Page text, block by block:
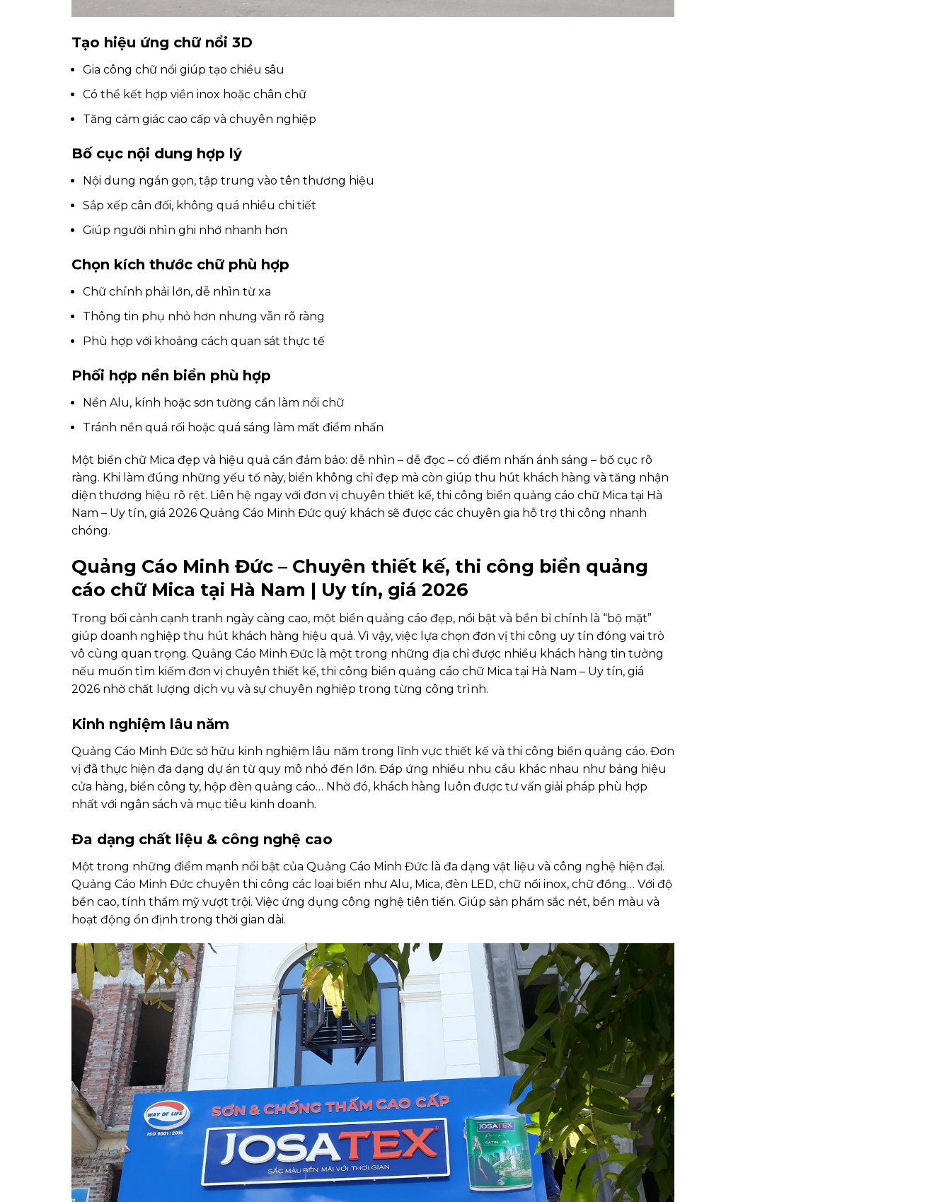
Tạo hiệu ứng chữ nổi 3D
Gia công chữ nổi giúp tạo chiều sâu
Có thể kết hợp viền inox hoặc chân chữ
Tăng cảm giác cao cấp và chuyên nghiệp
Bố cục nội dung hợp lý
Nội dung ngắn gọn, tập trung vào tên thương hiệu
Sắp xếp cân đối, không quá nhiều chi tiết
Giúp người nhìn ghi nhớ nhanh hơn
Chọn kích thước chữ phù hợp
Chữ chính phải lớn, dễ nhìn từ xa
Thông tin phụ nhỏ hơn nhưng vẫn rõ ràng
Phù hợp với khoảng cách quan sát thực tế
Phối hợp nền biển phù hợp
Nền Alu, kính hoặc sơn tường cần làm nổi chữ
Tránh nền quá rối hoặc quá sáng làm mất điểm nhấn
Một biển chữ Mica đẹp và hiệu quả cần đảm bảo: dễ nhìn – dễ đọc – có điểm nhấn ánh sáng – bố cục rõ
ràng. Khi làm đúng những yếu tố này, biển không chỉ đẹp mà còn giúp thu hút khách hàng và tăng nhận
diện thương hiệu rõ rệt. Liên hệ ngay với đơn vị chuyên thiết kế, thi công biển quảng cáo chữ Mica tại Hà
Nam – Uy tín, giá 2026 Quảng Cáo Minh Đức quý khách sẽ được các chuyên gia hỗ trợ thi công nhanh
chóng.
Quảng Cáo Minh Đức – Chuyên thiết kế, thi công biển quảng
cáo chữ Mica tại Hà Nam | Uy tín, giá 2026
Trong bối cảnh cạnh tranh ngày càng cao, một biển quảng cáo đẹp, nổi bật và bền bỉ chính là “bộ mặt”
giúp doanh nghiệp thu hút khách hàng hiệu quả. Vì vậy, việc lựa chọn đơn vị thi công uy tín đóng vai trò
vô cùng quan trọng. Quảng Cáo Minh Đức là một trong những địa chỉ được nhiều khách hàng tin tưởng
nếu muốn tìm kiếm đơn vị chuyên thiết kế, thi công biển quảng cáo chữ Mica tại Hà Nam – Uy tín, giá
2026 nhờ chất lượng dịch vụ và sự chuyên nghiệp trong từng công trình.
Kinh nghiệm lâu năm
Quảng Cáo Minh Đức sở hữu kinh nghiệm lâu năm trong lĩnh vực thiết kế và thi công biển quảng cáo. Đơn
vị đã thực hiện đa dạng dự án từ quy mô nhỏ đến lớn. Đáp ứng nhiều nhu cầu khác nhau như bảng hiệu
cửa hàng, biển công ty, hộp đèn quảng cáo… Nhờ đó, khách hàng luôn được tư vấn giải pháp phù hợp
nhất với ngân sách và mục tiêu kinh doanh.
Đa dạng chất liệu & công nghệ cao
Một trong những điểm mạnh nổi bật của Quảng Cáo Minh Đức là đa dạng vật liệu và công nghệ hiện đại.
Quảng Cáo Minh Đức chuyên thi công các loại biển như Alu, Mica, đèn LED, chữ nổi inox, chữ đồng… Với độ
bền cao, tính thẩm mỹ vượt trội. Việc ứng dụng công nghệ tiên tiến. Giúp sản phẩm sắc nét, bền màu và
hoạt động ổn định trong thời gian dài.